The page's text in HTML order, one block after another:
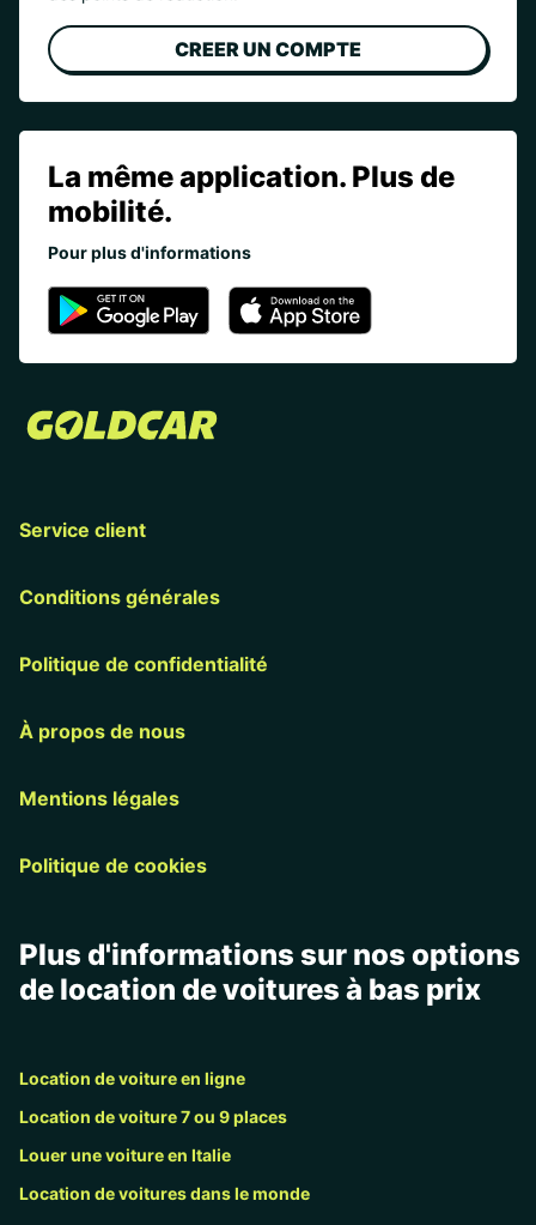
CREER UN COMPTE
La même application. Plus de
mobilité.
Pour plus d'informations
Service client
Conditions générales
Politique de confidentialité
À propos de nous
Mentions légales
Politique de cookies
Plus d'informations sur nos options
de location de voitures à bas prix
Location de voiture en ligne
Location de voiture 7 ou 9 places
Louer une voiture en Italie
Location de voitures dans le monde